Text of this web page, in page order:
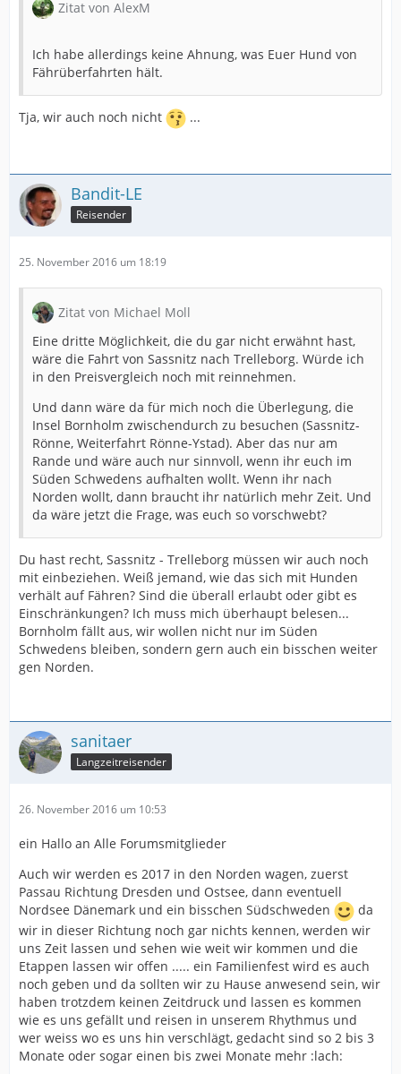
Zitat von AlexM
Ich habe allerdings keine Ahnung, was Euer Hund von
Fährüberfahrten hält.
Tja, wir auch noch nicht ...
Bandit-LE
Reisender
25. November 2016 um 18:19
Zitat von Michael Moll
Eine dritte Möglichkeit, die du gar nicht erwähnt hast,
wäre die Fahrt von Sassnitz nach Trelleborg. Würde ich
in den Preisvergleich noch mit reinnehmen.
Und dann wäre da für mich noch die Überlegung, die
Insel Bornholm zwischendurch zu besuchen (Sassnitz-
Rönne, Weiterfahrt Rönne-Ystad). Aber das nur am
Rande und wäre auch nur sinnvoll, wenn ihr euch im
Süden Schwedens aufhalten wollt. Wenn ihr nach
Norden wollt, dann braucht ihr natürlich mehr Zeit. Und
da wäre jetzt die Frage, was euch so vorschwebt?
Du hast recht, Sassnitz - Trelleborg müssen wir auch noch
mit einbeziehen. Weiß jemand, wie das sich mit Hunden
verhält auf Fähren? Sind die überall erlaubt oder gibt es
Einschränkungen? Ich muss mich überhaupt belesen...
Bornholm fällt aus, wir wollen nicht nur im Süden
Schwedens bleiben, sondern gern auch ein bisschen weiter
gen Norden.
sanitaer
Langzeitreisender
26. November 2016 um 10:53
ein Hallo an Alle Forumsmitglieder
Auch wir werden es 2017 in den Norden wagen, zuerst
Passau Richtung Dresden und Ostsee, dann eventuell
Nordsee Dänemark und ein bisschen Südschweden
da
wir in dieser Richtung noch gar nichts kennen, werden wir
uns Zeit lassen und sehen wie weit wir kommen und die
Etappen lassen wir offen ..... ein Familienfest wird es auch
noch geben und da sollten wir zu Hause anwesend sein, wir
haben trotzdem keinen Zeitdruck und lassen es kommen
wie es uns gefällt und reisen in unserem Rhythmus und
wer weiss wo es uns hin verschlägt, gedacht sind so 2 bis 3
Monate oder sogar einen bis zwei Monate mehr :lach: